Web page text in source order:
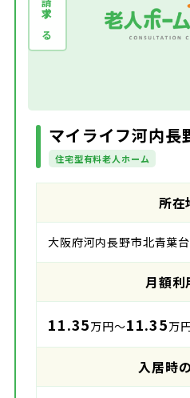
マイライフ河内長
住宅型有料老人ホーム
所在
大阪府河内長野市北青葉
月額利
11.35万円～11.35万
入居時